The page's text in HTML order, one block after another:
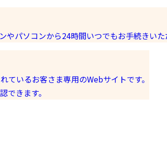
やパソコンから24時間いつでもお手続きい
ているお客さま専用のWebサイトです。
できます。